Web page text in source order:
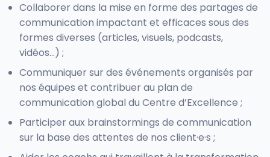
Collaborer dans la mise en forme des partages de
communication impactant et efficaces sous des
formes diverses (articles, visuels, podcasts,
vidéos…) ;
Communiquer sur des événements organisés par
nos équipes et contribuer au plan de
communication global du Centre d’Excellence ;
Participer aux brainstormings de communication
sur la base des attentes de nos client·e·s ;